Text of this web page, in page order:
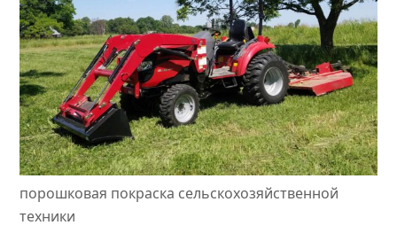
порошковая покраска сельскохозяйственной
техники